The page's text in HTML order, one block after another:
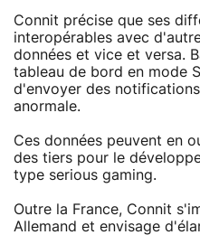
Connit précise que ses
interopérables avec
données et vice et versa.
tableau de bord en mode
d'envoyer des
anormale.
Ces données peuvent en
des tiers pour le
type serious gaming.
Outre la France, Connit
Allemand et envisage